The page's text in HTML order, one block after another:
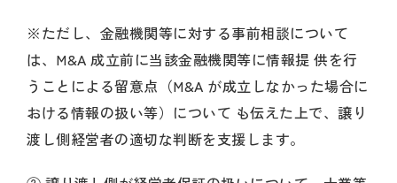
※ただし、金融機関等に対する事前相談について
は、M&A 成立前に当該金融機関等に情報提 供を行
うことによる留意点（M&A が成立しなかった場合に
おける情報の扱い等）について も伝えた上で、譲り
渡し側経営者の適切な判断を支援します。